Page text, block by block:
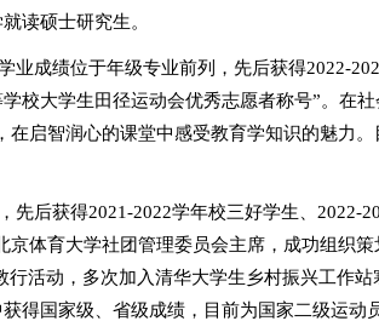
读硕士研究生。
业成绩位于年级专业前列，先后获得2022-
校大学生田径运动会优秀志愿者称号”。 在社
启智润心的课堂中感受教育学知识的魅力
先后获得2021-2022学年校三好学生、 2022-
京体育大学社团管理委员会主席，成功组织策
活动，多次加入清华大学生乡村振兴工作
得国家级、省级成绩，目前为国家二级运动